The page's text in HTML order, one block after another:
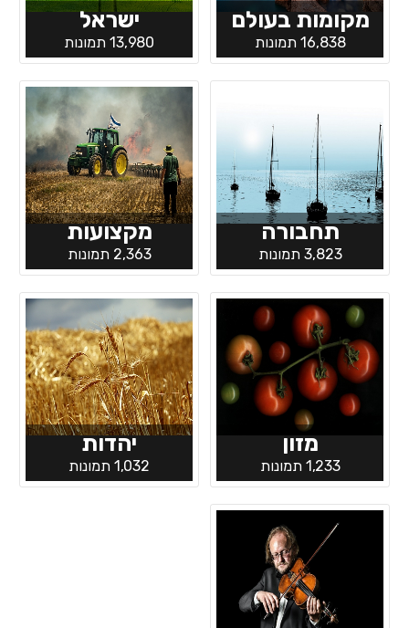
מקומות בעולם
16,838 תמונות
ישראל
13,980 תמונות
תחבורה
3,823 תמונות
מקצועות
2,363 תמונות
מזון
1,233 תמונות
יהדות
1,032 תמונות